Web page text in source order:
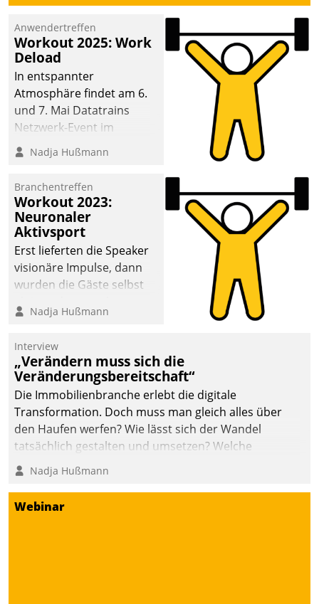
Anwendertreffen
Workout 2025: Work
Deload
In entspannter
Atmosphäre findet am 6.
und 7. Mai Datatrains
Netzwerk-Event im
Kunden- und Partnerkreis
statt. Zentrale Frage: Wie
Mammutprojekte
meistern und Workloads
wuppen – bei zunehmend
anspruchsvollen
Aufgaben und
abnehmendem
Nadja Hußmann
Branchentreffen
Workout 2023:
Neuronaler
Aktivsport
Erst lieferten die Speaker
visionäre Impulse, dann
wurden die Gäste selbst
methodisch
Quartier. Dazwischen
zeigte Datatrain, was es
Neues zu bieten hat.
Nadja Hußmann
Interview
„Verändern muss sich die
Veränderungsbereitschaft“
Die Immobilienbranche erlebt die digitale
Transformation. Doch muss man gleich alles über
den Haufen werfen? Wie lässt sich der Wandel
tatsächlich gestalten und umsetzen? Welche
Argumente zählen wirklich?
Nadja Hußmann
Webinar